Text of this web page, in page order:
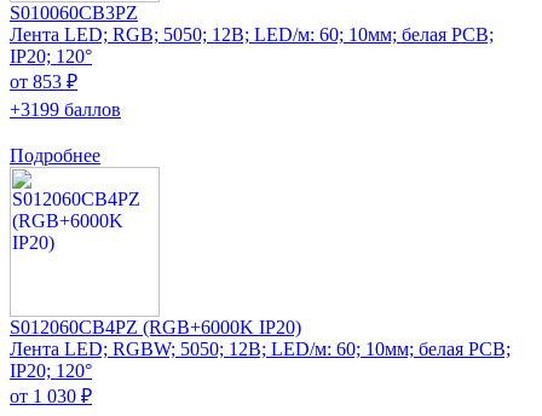
S010060CB3PZ
Лента LED; RGB; 5050; 12В; LED/м: 60; 10мм; белая PCB;
IP20; 120°
от 853 ₽
+3199 баллов
Подробнее
S012060CB4PZ (RGB+6000K IP20)
Лента LED; RGBW; 5050; 12В; LED/м: 60; 10мм; белая PCB;
IP20; 120°
от 1 030 ₽